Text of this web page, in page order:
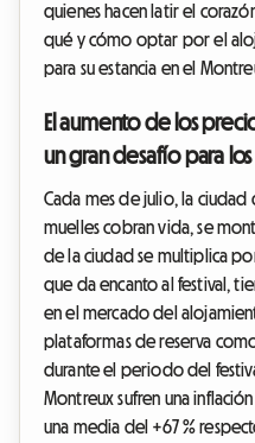
quienes hacen latir el
qué y cómo optar por el
para su estancia en el
El aumento de los
un gran desafío para los
Cada mes de julio, la ciudad
muelles cobran vida, se
de la ciudad se multiplica
que da encanto al festival,
en el mercado del
plataformas de reserva
durante el periodo del
Montreux sufren una
una media del +67 %